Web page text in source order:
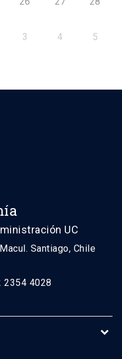
3 4 5
UC
Santiago, Chile
2354 4028